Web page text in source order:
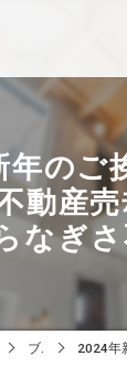
のご
動産
なぎ
ブログ 2024年新年のご挨